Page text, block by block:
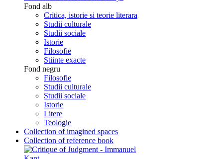
Fond alb
Critica, istorie si teorie literara
Studii culturale
Studii sociale
Istorie
Filosofie
Stiinte exacte
Fond negru
Filosofie
Studii culturale
Studii sociale
Istorie
Litere
Teologie
Collection of imagined spaces
Collection of reference book